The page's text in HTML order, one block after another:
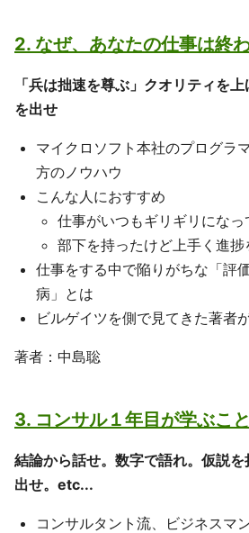
2. なぜ、あなたの仕事は終
「兵は拙速を尊ぶ」クオリティを
を出せ
マイクロソフト本社のプログラ
方のノウハウ
こんな人におすすめ
仕事がいつもギリギリになっ
部下を持ったけど上手く進
仕事をする中で陥りがちな「評
病」とは
ビルゲイツを側で見てきた著者
著者：中島聡
3. コンサル１年目が学ぶこと
結論から話せ。数字で語れ。仮説
出せ。etc...
コンサルタント流、ビジネスマ